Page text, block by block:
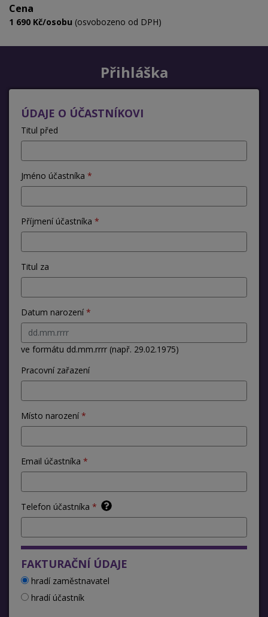
Cena
1 690 Kč/osobu (osvobozeno od DPH)
Přihláška
ÚDAJE O ÚČASTNÍKOVI
Titul před
Jméno účastníka
Příjmení účastníka
Titul za
Datum narození
ve formátu dd.mm.rrrr (např. 29.02.1975)
Pracovní zařazení
Místo narození
Email účastníka
Telefon účastníka
FAKTURAČNÍ ÚDAJE
hradí zaměstnavatel
hradí účastník